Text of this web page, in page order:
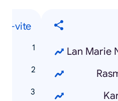
Lan Marie
vite